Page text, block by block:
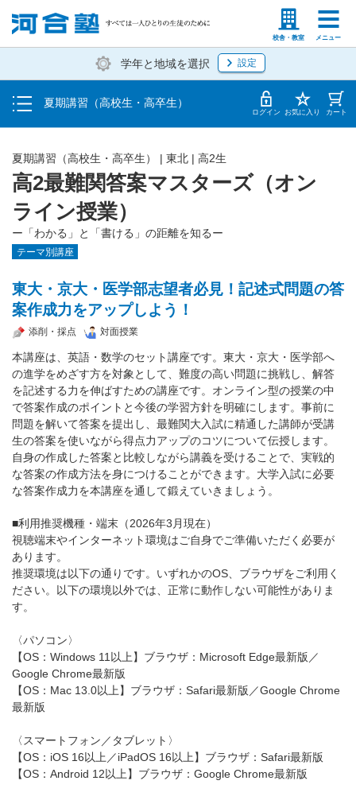
校舎・教室 メニュー
塾生の方 高等学校の先生
学年と地域を選択 設定
夏期講習（高校生・高卒生）
受講料・お申し込み方法
受講開始までの流れ
校舎・教室一覧 ログイン お気に入り カート
高2最難関答案マスターズ（オン
ライン授業）
ー「わかる」と「書ける」の距離を知るー
夏期講習（高校生・高卒生） | 東北 | 高2生
テーマ別講座
東大・京大・医学部志望者必見！記述式問題の答
案作成力をアップしよう！
添削・採点 対面授業
本講座は、英語・数学のセット講座です。東大・京大・医学部へ
の進学をめざす方を対象として、難度の高い問題に挑戦し、解答
を記述する力を伸ばすための講座です。オンライン型の授業の中
で答案作成のポイントと今後の学習方針を明確にします。事前に
問題を解いて答案を提出し、最難関大入試に精通した講師が受講
生の答案を使いながら得点力アップのコツについて伝授します。
自身の作成した答案と比較しながら講義を受けることで、実戦的
な答案の作成方法を身につけることができます。大学入試に必要
な答案作成力を本講座を通して鍛えていきましょう。
■利用推奨機種・端末（2026年3月現在）
視聴端末やインターネット環境はご自身でご準備いただく必要が
あります。
推奨環境は以下の通りです。いずれかのOS、ブラウザをご利用く
ださい。以下の環境以外では、正常に動作しない可能性がありま
す。
〈パソコン〉
【OS：Windows 11以上】ブラウザ：Microsoft Edge最新版／
Google Chrome最新版
【OS：Mac 13.0以上】ブラウザ：Safari最新版／Google Chrome
最新版
〈スマートフォン／タブレット〉
【OS：iOS 16以上／iPadOS 16以上】ブラウザ：Safari最新版
【OS：Android 12以上】ブラウザ：Google Chrome最新版